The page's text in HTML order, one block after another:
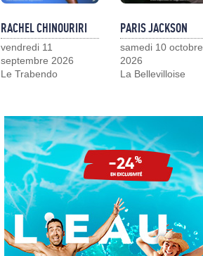
RACHEL CHINOURIRI
vendredi 11
septembre 2026
Le Trabendo
PARIS JACKSON
samedi 10 octobre
2026
La Bellevilloise